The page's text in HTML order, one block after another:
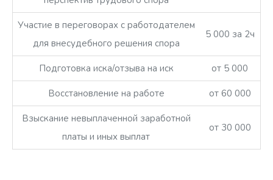
Участие в переговорах с работодателем
для внесудебного решения спора
5 000 за 2ч
Подготовка иска/отзыва на иск от 5 000
Восстановление на работе от 60 000
Взыскание невыплаченной заработной
платы и иных выплат
от 30 000